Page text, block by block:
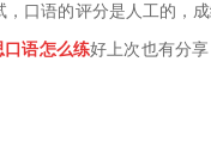
口语的评分是人工的，
口语怎么练好上次也有分